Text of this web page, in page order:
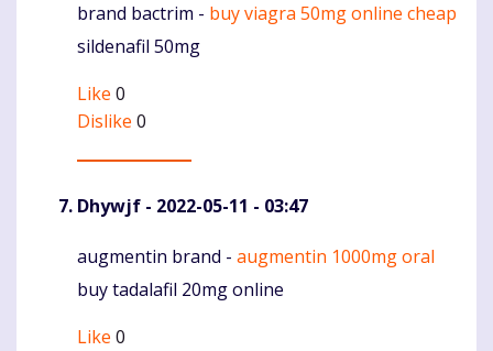
Komentaras
brand bactrim - buy viagra 50mg online cheap
sildenafil 50mg
Like 0
Dislike 0
Dhywjf - 2022-05-11 - 03:47
Komentaras
augmentin brand - augmentin 1000mg oral
buy tadalafil 20mg online
Like 0